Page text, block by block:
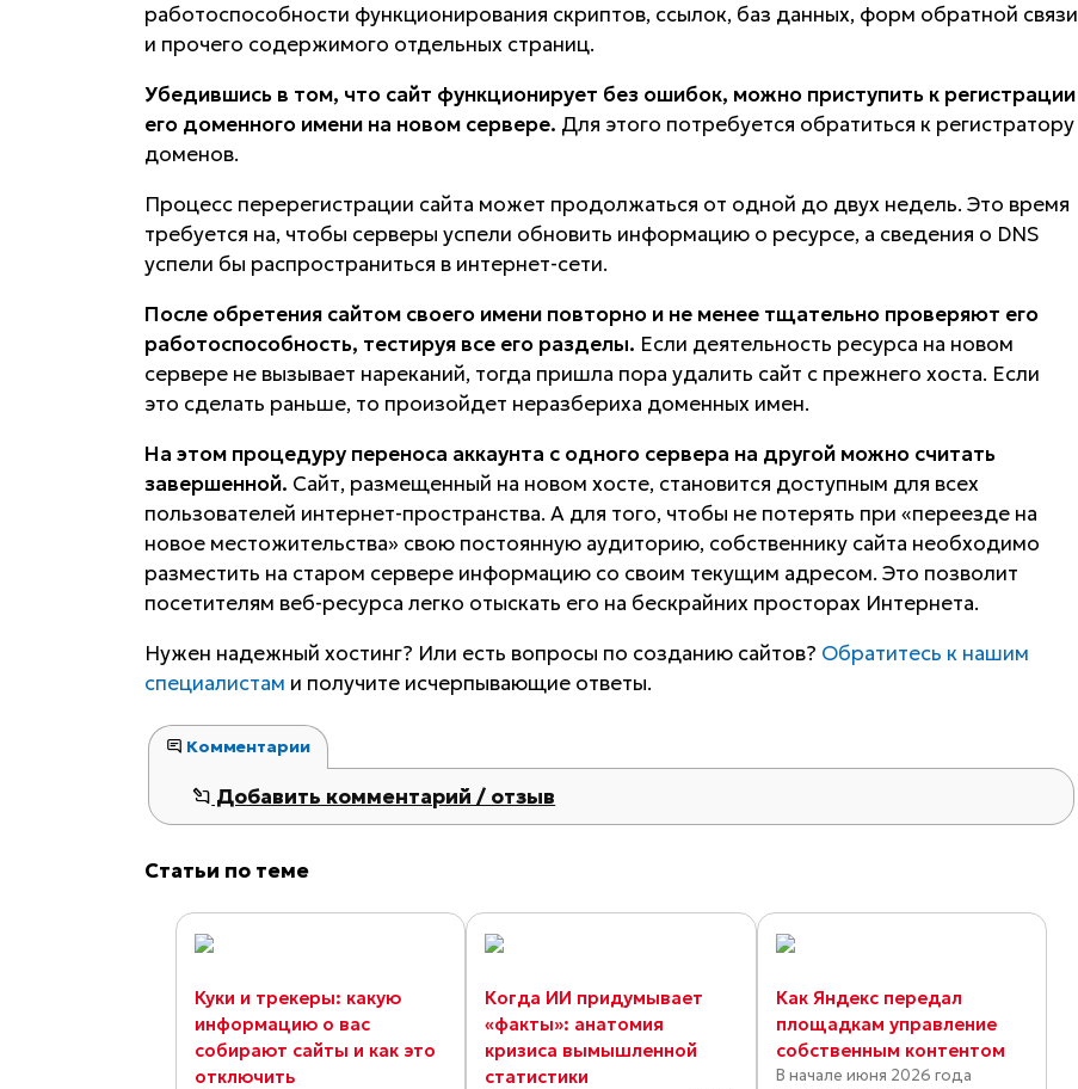
работоспособности функционирования скриптов, ссылок, баз данных, форм обратной связи
и прочего содержимого отдельных страниц.
Убедившись в том, что сайт функционирует без ошибок, можно приступить к регистрации
его доменного имени на новом сервере. Для этого потребуется обратиться к регистратору
доменов.
Процесс перерегистрации сайта может продолжаться от одной до двух недель. Это время
требуется на, чтобы серверы успели обновить информацию о ресурсе, а сведения о DNS
успели бы распространиться в интернет-сети.
После обретения сайтом своего имени повторно и не менее тщательно проверяют его
работоспособность, тестируя все его разделы. Если деятельность ресурса на новом
сервере не вызывает нареканий, тогда пришла пора удалить сайт с прежнего хоста. Если
это сделать раньше, то произойдет неразбериха доменных имен.
На этом процедуру переноса аккаунта с одного сервера на другой можно считать
завершенной. Сайт, размещенный на новом хосте, становится доступным для всех
пользователей интернет-пространства. А для того, чтобы не потерять при «переезде на
новое местожительства» свою постоянную аудиторию, собственнику сайта необходимо
разместить на старом сервере информацию со своим текущим адресом. Это позволит
посетителям веб-ресурса легко отыскать его на бескрайних просторах Интернета.
Нужен надежный хостинг? Или есть вопросы по созданию сайтов? Обратитесь к нашим
специалистам и получите исчерпывающие ответы.
Комментарии
Добавить комментарий / отзыв
Статьи по теме
Куки и трекеры: какую
информацию о вас
собирают сайты и как это
отключить
Когда ИИ придумывает
«факты»: анатомия
кризиса вымышленной
статистики
Как Яндекс передал
площадкам управление
собственным контентом
В начале июня 2026 года